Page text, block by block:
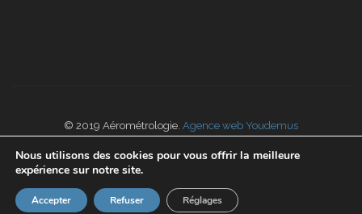
© 2019 Aérométrologie. Agence web Youdemus
Nos CGV portées disponibles sur www.cofrac.fr
Nous utilisons des cookies pour vous offrir la meilleure
expérience sur notre site.
Accepter Refuser Réglages